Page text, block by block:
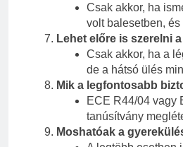
Csak akkor, ha
volt balesetben,
Lehet előre is szerelni
Csak akkor, ha a
de a hátsó ülés
Mik a legfontosabb
ECE R44/04 vagy
tanúsítvány
Moshatóak a